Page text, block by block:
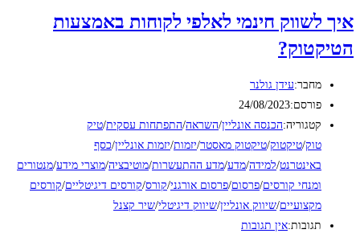
איך לשווק חינמי לאלפי לקוחות באמצעות
הטיקטוק?
מחבר:עידן גולנר
פורסם:24/08/2023
קטגוריה:הכנסה אונליין/השראה/התפתחות עסקית/טיק
טוק/טיקטוק/טיקטוק מאסטר/יזמות/יזמות אונליין/כסף
באינטרנט/למידה/מדע/מדע ההתעשרות/מוטיבציה/מוצרי מידע/מנטורים
ומנחי קורסים/פרסום/פרסום אורגני/קורס/קורסים דיגיטליים/קורסים
מקצועיים/שיווק אונליין/שיווק דיגיטלי/שיר קצנל
תגובות:אין תגובות